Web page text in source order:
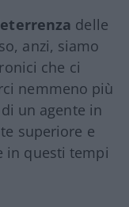
delle
anzi, siamo
che ci
nemmeno più
un agente in
superiore e
in questi tempi